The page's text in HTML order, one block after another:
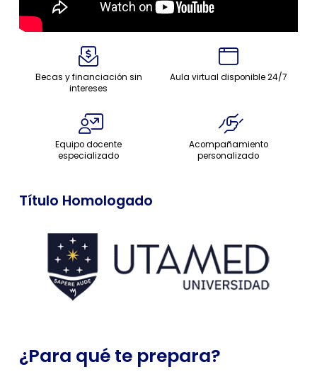
Becas y financiación sin
intereses
Aula virtual disponible 24/7
Equipo docente
especializado
Acompañamiento
personalizado
Título Homologado
¿Para qué te prepara?